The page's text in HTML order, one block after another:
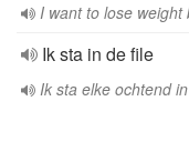
I want to lose weight
Ik sta in de file
Ik sta elke ochtend